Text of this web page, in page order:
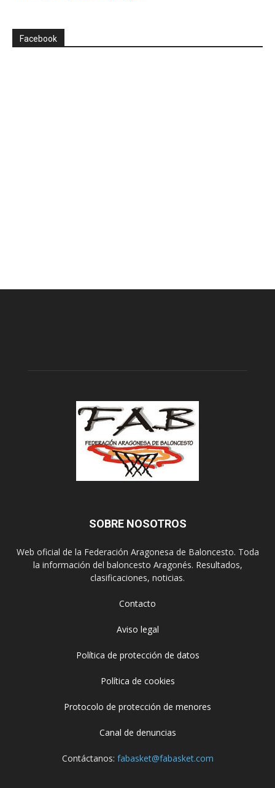
Facebook
SOBRE NOSOTROS
Web oficial de la Federación Aragonesa de Baloncesto. Toda
la información del baloncesto Aragonés. Resultados,
clasificaciones, noticias.
Contacto
Aviso legal
Política de protección de datos
Política de cookies
Protocolo de protección de menores
Canal de denuncias
Contáctanos: fabasket@fabasket.com